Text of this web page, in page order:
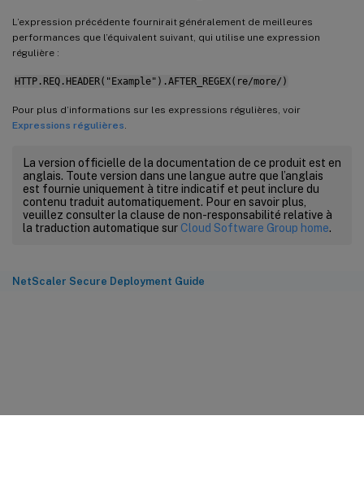
L’expression précédente fournirait généralement de meilleures
performances que l’équivalent suivant, qui utilise une expression
régulière :
HTTP.REQ.HEADER("Example").AFTER_REGEX(re/more/)
Pour plus d’informations sur les expressions régulières, voir
Expressions régulières
La version officielle de la documentation de ce produit est en
anglais. Toute version dans une langue autre que l’anglais
est fournie uniquement à titre indicatif et peut inclure du
contenu traduit automatiquement. Pour en savoir plus,
veuillez consulter la clause de non-responsabilité relative à
la traduction automatique sur Cloud Software Group home.
NetScaler Secure Deployment Guide